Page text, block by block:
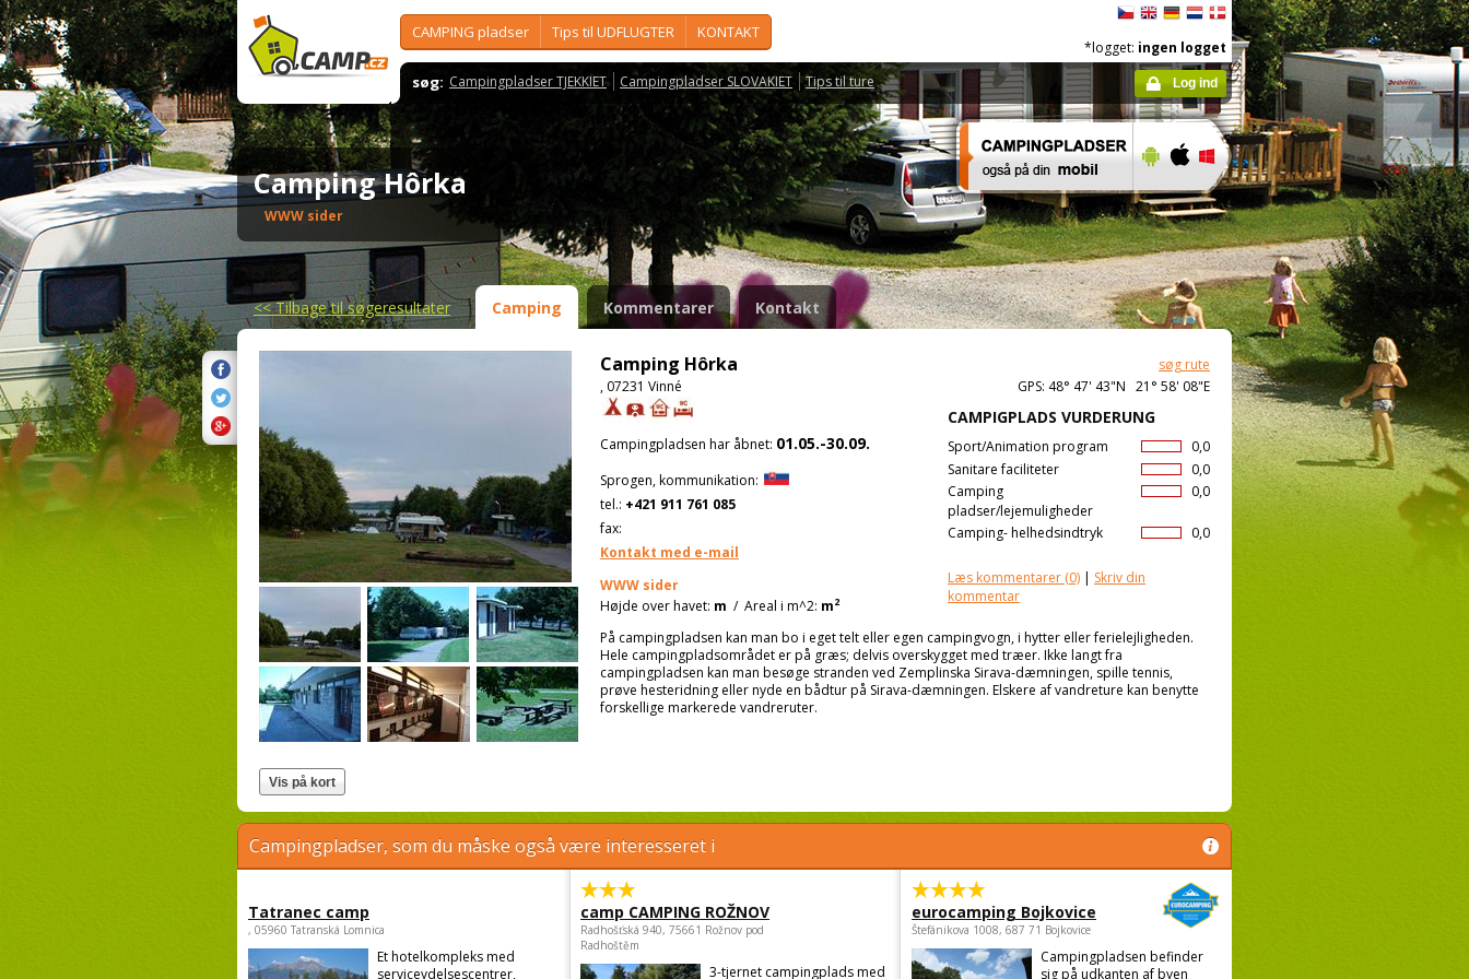
CAMPING pladser Tips til UDFLUGTER KONTAKT
søg: Campingpladser TJEKKIET Campingpladser SLOVAKIET Tips til ture
*logget: ingen logget
Log ind
Camping Hôrka
WWW sider
<<Tilbage til søgeresultater Camping Kommentarer Kontakt
Camping Hôrka
søg rute
, 07231 Vinné
GPS: 48° 47' 43"N 21° 58' 08"E
CAMPIGPLADS VURDERUNG
0,0
Sport/Animation program
0,0
Sanitare faciliteter
0,0
Camping
pladser/lejemuligheder
0,0
Camping- helhedsindtryk
Læs kommentarer (0) | Skriv din
kommentar
Campingpladsen har åbnet: 01.05.-30.09.
Sprogen, kommunikation:
tel.: +421 911 761 085
fax:
Kontakt med e-mail
WWW sider
Højde over havet: m / Areal i m^2: m2
På campingpladsen kan man bo i eget telt eller egen campingvogn, i hytter eller ferielejligheden.
Hele campingpladsområdet er på græs; delvis overskygget med træer. Ikke langt fra
campingpladsen kan man besøge stranden ved Zemplinska Sirava-dæmningen, spille tennis,
prøve hesteridning eller nyde en bådtur på Sirava-dæmningen. Elskere af vandreture kan benytte
forskellige markerede vandreruter.
Campingpladser, som du måske også være interesseret i
Tatranec camp
, 05960 Tatranská Lomnica
Et hotelkompleks med
serviceydelsescentrer,
camp CAMPING ROŽNOV
Radhošťská 940, 75661 Rožnov pod
Radhoštěm
3-tjernet campingplads med
eurocamping Bojkovice
Štefánikova 1008, 687 71 Bojkovice
Campingpladsen befinder
sig på udkanten af byen